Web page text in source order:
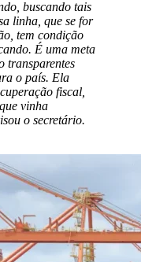
buscando tais
linha, que se for
tem condição
É uma meta
transparentes
o país. Ela
fiscal,
vinha
o secretário.